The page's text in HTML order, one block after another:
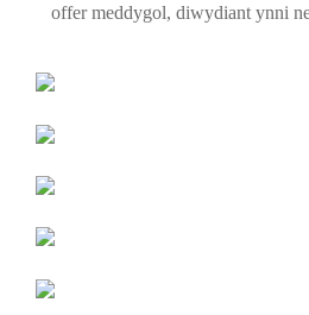
offer meddygol, diwydiant ynni